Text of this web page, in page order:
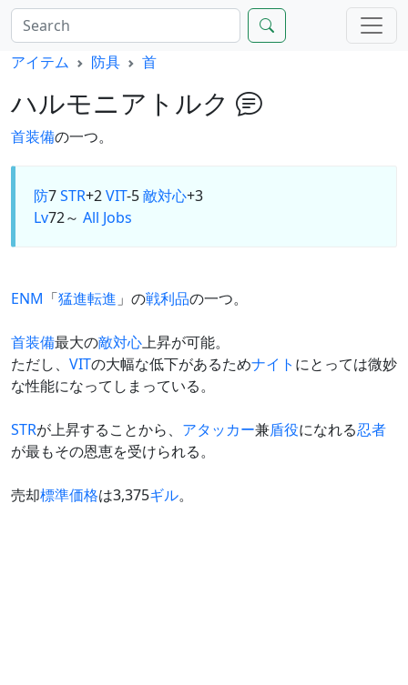
アイテム 防具 首
ハルモニアトルク
首装備の一つ。
防7STR+2VIT-5敵対心+3
Lv72～ All Jobs
ENM 「猛進転進 」の戦利品の一つ。
首装備最大の敵対心上昇が可能。
ただし、 VITの大幅な低下があるためナイト にとっては微妙
な性能になってしまっている。
STRが上昇することから、 アタッカー兼盾役になれる忍者
が最もその恩恵を受けられる。
売却標準価格は3,375ギル。